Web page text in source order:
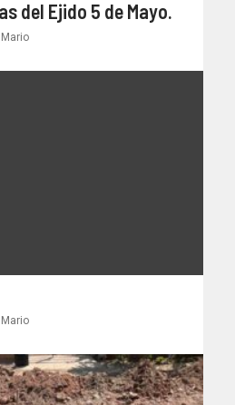
del Ejido 5 de Mayo.
Mario
Mario